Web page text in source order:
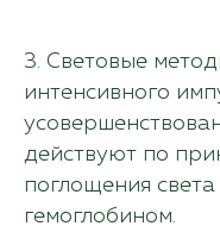
3. Световые
интенсивного
действуют по
поглощения
гемоглобином.